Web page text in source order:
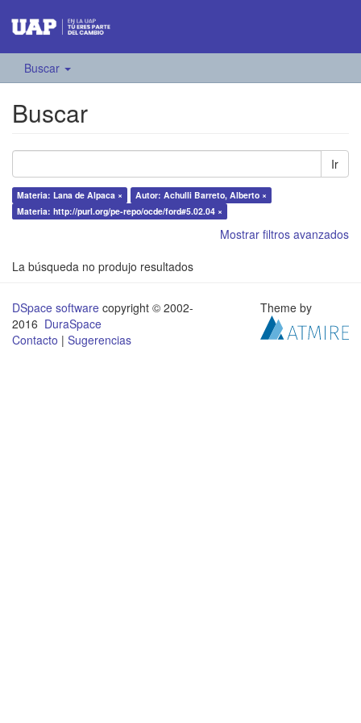
Buscar
Buscar
Ir
Materia: Lana de Alpaca ×
Autor: Achulli Barreto, Alberto ×
Materia: http://purl.org/pe-repo/ocde/ford#5.02.04 ×
Mostrar filtros avanzados
La búsqueda no produjo resultados
DSpace software copyright © 2002-
2016 DuraSpace
Contacto | Sugerencias
Theme by